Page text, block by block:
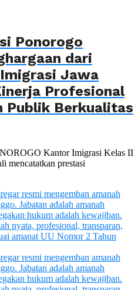
Ponorogo
dari
Jawa
Profesional
Publik Berkualitas
Kantor Imigrasi Kelas II
mencatatkan prestasi